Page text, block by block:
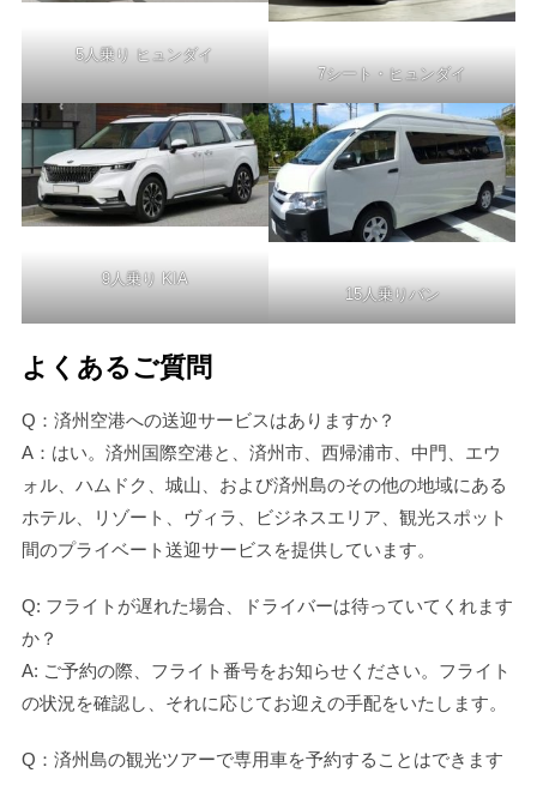
5人乗り ヒュンダイ
7シート・ヒュンダイ
9人乗り KIA
15人乗りバン
よくあるご質問
Q：済州空港への送迎サービスはありますか？
A：はい。済州国際空港と、済州市、西帰浦市、中門、エウ
ォル、ハムドク、城山、および済州島のその他の地域にある
ホテル、リゾート、ヴィラ、ビジネスエリア、観光スポット
間のプライベート送迎サービスを提供しています。
Q: フライトが遅れた場合、ドライバーは待っていてくれます
か？
A: ご予約の際、フライト番号をお知らせください。フライト
の状況を確認し、それに応じてお迎えの手配をいたします。
Q：済州島の観光ツアーで専用車を予約することはできます